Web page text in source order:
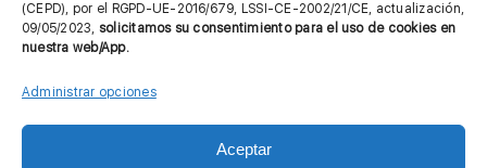
(CEPD), por el RGPD-UE-2016/679, LSSI-CE-2002/21/CE, actualización,
09/05/2023, solicitamos su consentimiento para el uso de cookies en
nuestra web/App.
Administrar opciones
Aceptar